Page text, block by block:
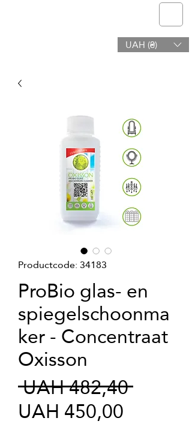
UAH (₴)
Productcode: 34183
ProBio glas- en
spiegelschoonma
ker - Concentraat
Oxisson
UAH 482,40 Normale
UAH 450,00